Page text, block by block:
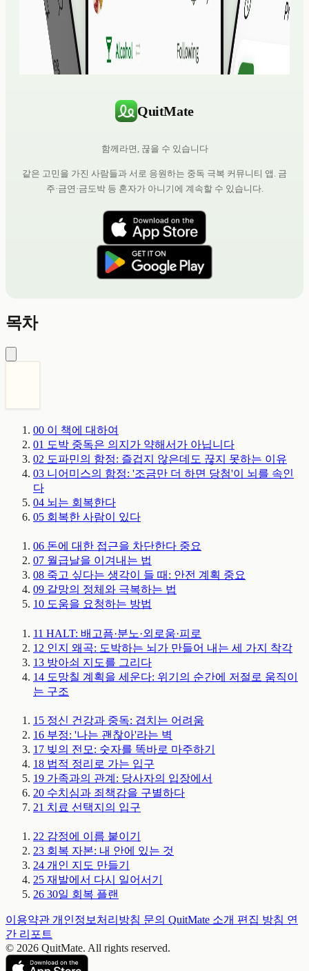
QuitMate
함께라면, 끊을 수 있습니다
같은 고민을 가진 사람들과 서로 응원하는 중독 극복 커뮤니티 앱. 금
주·금연·금도박 등 혼자가 아니기에 계속할 수 있습니다.
목차
00 이 책에 대하여
01 도박 중독은 의지가 약해서가 아닙니다
02 도파민의 함정: 즐겁지 않은데도 끊지 못하는 이유
03 니어미스의 함정: '조금만 더 하면 당첨'이 뇌를 속인
다
04 뇌는 회복한다
05 회복한 사람이 있다
06 돈에 대한 접근을 차단한다 중요
07 월급날을 이겨내는 법
08 죽고 싶다는 생각이 들 때: 안전 계획 중요
09 갈망의 정체와 극복하는 법
10 도움을 요청하는 방법
11 HALT: 배고픔·분노·외로움·피로
12 인지 왜곡: 도박하는 뇌가 만들어 내는 세 가지 착각
13 방아쇠 지도를 그리다
14 도망칠 계획을 세운다: 위기의 순간에 저절로 움직이
는 구조
15 정신 건강과 중독: 겹치는 어려움
16 부정: '나는 괜찮아'라는 벽
17 빚의 전모: 숫자를 똑바로 마주하기
18 법적 정리로 가는 입구
19 가족과의 관계: 당사자의 입장에서
20 수치심과 죄책감을 구별하다
21 치료 선택지의 입구
22 감정에 이름 붙이기
23 회복 자본: 내 안에 있는 것
24 개인 지도 만들기
25 재발에서 다시 일어서기
26 30일 회복 플랜
이용약관 개인정보처리방침 문의 QuitMate 소개 편집 방침 연
간 리포트
© 2026 QuitMate. All rights reserved.